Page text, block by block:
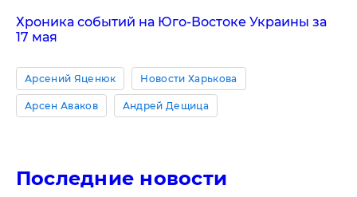
Хроника событий на Юго-Востоке Украины за
17 мая
Арсений Яценюк Новости Харькова
Арсен Аваков Андрей Дещица
Последние новости